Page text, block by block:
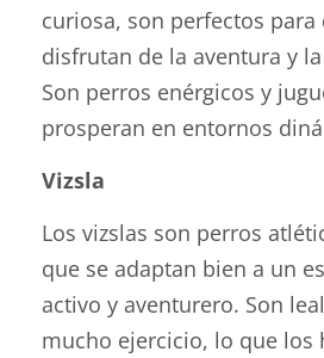
curiosa, son perfectos para
disfrutan de la aventura y
Son perros enérgicos y
prosperan en entornos
Vizsla
Los vizslas son perros
que se adaptan bien a un
activo y aventurero. Son
mucho ejercicio, lo que los